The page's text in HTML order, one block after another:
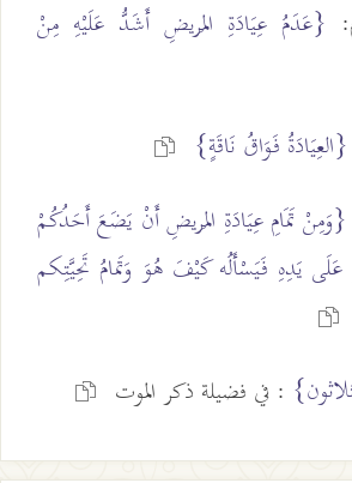
{عَدَمُ عِيَادَةِ المَريضِ أَشَدُّ عَلَيْهِ مِنْ
{العِيَادَةُ فَوَاقُ نَاقَةٍ}
{وَمِنْ تَمَامِ عِيَادَةِ المَريضِ أَنْ يَضَعَ أَحَدُكُمْ
يَدِهِ فَيَسْأَلُه كَيْفَ هُوَ وَتَمامُ تَحِيَّتِكم
: في فضيلة ذكر الموت